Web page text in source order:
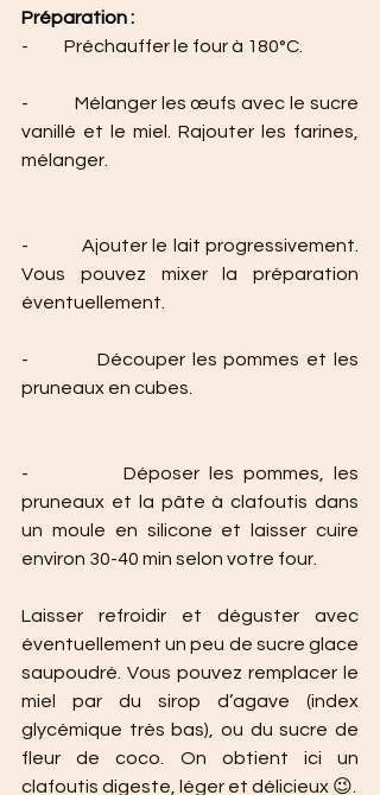
Préparation :
-          Préchauffer le four à 180°C.
-          Mélanger les œufs avec le sucre
vanillé et le miel. Rajouter les farines,
mélanger.
-          Ajouter le lait progressivement.
Vous pouvez mixer la préparation
éventuellement.
-          Découper les pommes et les
pruneaux en cubes.
-          Déposer les pommes, les
pruneaux et la pâte à clafoutis dans
un moule en silicone et laisser cuire
environ 30-40 min selon votre four.
Laisser refroidir et déguster avec
éventuellement un peu de sucre glace
saupoudré. Vous pouvez remplacer le
miel par du sirop d’agave (index
glycémique très bas), ou du sucre de
fleur de coco. On obtient ici un
clafoutis digeste, léger et délicieux 😉.